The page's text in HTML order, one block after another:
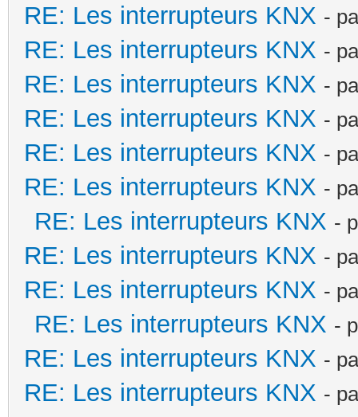
RE: Les interrupteurs KNX -
RE: Les interrupteurs KNX -
RE: Les interrupteurs KNX -
RE: Les interrupteurs KNX -
RE: Les interrupteurs KNX -
RE: Les interrupteurs KNX -
RE: Les interrupteurs KNX -
RE: Les interrupteurs KNX -
RE: Les interrupteurs KNX -
RE: Les interrupteurs KNX -
RE: Les interrupteurs KNX -
RE: Les interrupteurs KNX -